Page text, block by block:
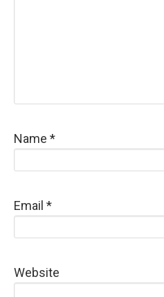
Name *
Email *
Website